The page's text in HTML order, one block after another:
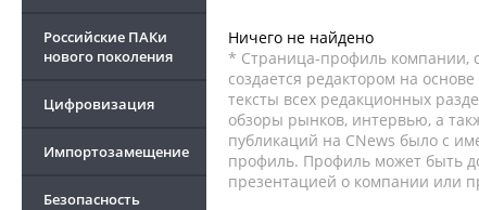
Российские ПАКи
нового поколения
Цифровизация
Импортозамещение
Безопасность
Ничего не найдено
* Страница-профиль компании,
создается редактором на
тексты всех редакционных
обзоры рынков, интервью, а
публикаций на CNews было с
профиль. Профиль может быть
презентацией о компании или